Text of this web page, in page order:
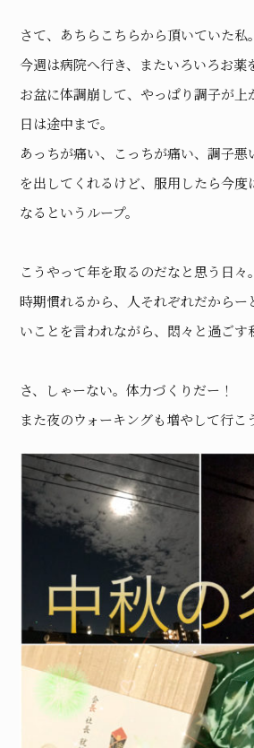
さて、あちらこちらから頂いていた私。
今週は病院へ行き、またいろいろお薬
お盆に体調崩して、やっぱり調子が上
日は途中まで。
あっちが痛い、こっちが痛い、調子
を出してくれるけど、服用したら今度
なるというループ。
こうやって年を取るのだなと思う日々。
時期慣れるから、人それぞれだからー
いことを言われながら、悶々と過ごす
さ、しゃーない。体力づくりだー！
また夜のウォーキングも増やして行こ